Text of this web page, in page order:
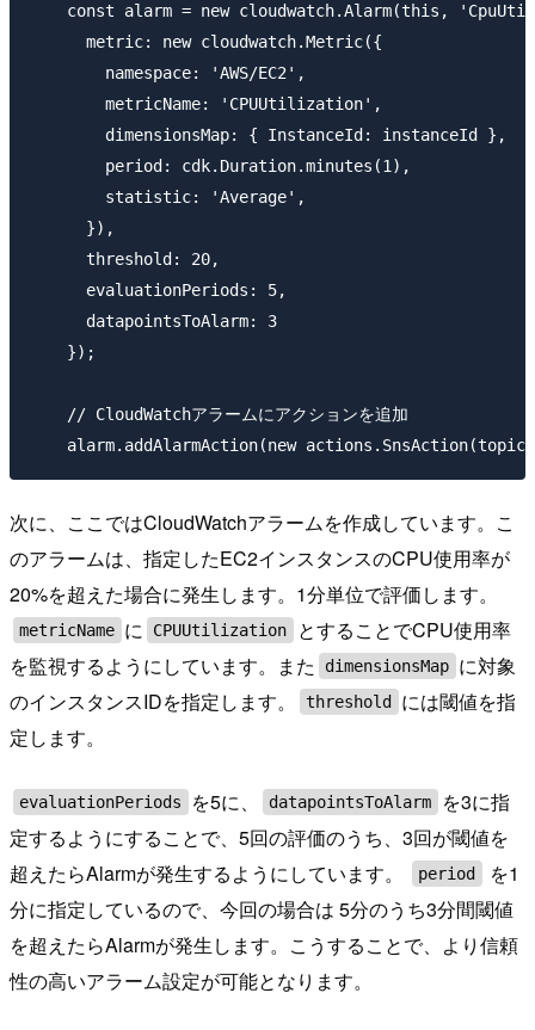
const alarm = new cloudwatch.Alarm(this,
      metric: new cloudwatch.Metric({
        namespace: 'AWS/EC2',
        metricName: 'CPUUtilization',
        dimensionsMap: { InstanceId: instanceId },
        period: cdk.Duration.minutes(1),
        statistic: 'Average',
      }),
      threshold: 20,
      evaluationPeriods: 5,
      datapointsToAlarm: 3
    });
    // CloudWatchアラームにアクションを追加
次に、ここではCloudWatchアラームを作成しています。こ
のアラームは、指定したEC2インスタンスのCPU使用率が
20%を超えた場合に発生します。1分単位で評価します。
metricName に CPUUtilization
とすることでCPU使用率
を監視するようにしています。また
dimensionsMap に対象
のインスタンスIDを指定します。
threshold
には閾値を指
定します。
evaluationPeriods を5に、 datapointsToAlarm
を3に指
定するようにすることで、5回の評価のうち、3回が閾値を
超えたらAlarmが発生するようにしています。
period
を1
分に指定しているので、今回の場合は 5分のうち3分間閾値
を超えたらAlarmが発生します。こうすることで、より信頼
性の高いアラーム設定が可能となります。